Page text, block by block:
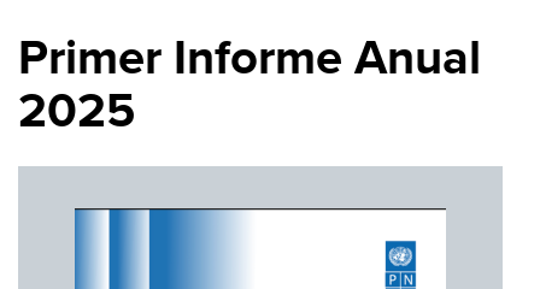
Primer Informe Anual
2025